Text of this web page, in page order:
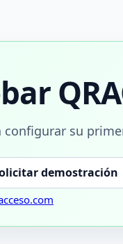
configurar su
demostración